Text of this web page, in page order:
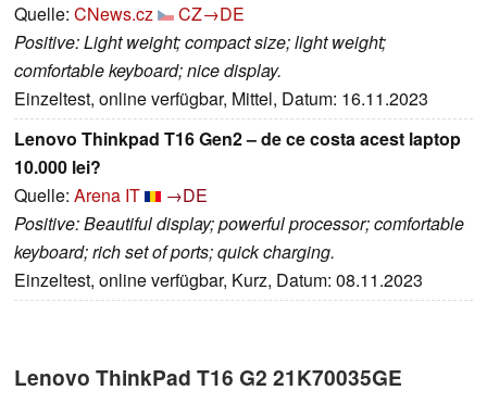
Quelle: CNews.cz
CZ→DE
Positive: Light weight; compact size; light weight;
comfortable keyboard; nice display.
Einzeltest, online verfügbar, Mittel, Datum: 16.11.2023
Lenovo Thinkpad T16 Gen2 – de ce costa acest laptop
10.000 lei?
Quelle: Arena IT
→DE
Positive: Beautiful display; powerful processor; comfortable
keyboard; rich set of ports; quick charging.
Einzeltest, online verfügbar, Kurz, Datum: 08.11.2023
Lenovo ThinkPad T16 G2 21K70035GE